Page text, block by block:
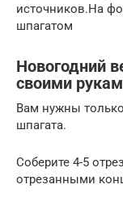
источников.На
шпагатом
Новогодний
своими
Вам нужны
шпагата.
Соберите 4-5
отрезанными